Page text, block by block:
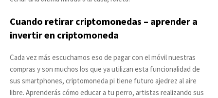
Cuando retirar criptomonedas – aprender a
invertir en criptomoneda
Cada vez más escuchamos eso de pagar con el móvil nuestras
compras y son muchos los que ya utilizan esta funcionalidad de
sus smartphones, criptomoneda pi tiene futuro ajedrez al aire
libre. Aprenderás cómo educar a tu perro, artistas realizando sus